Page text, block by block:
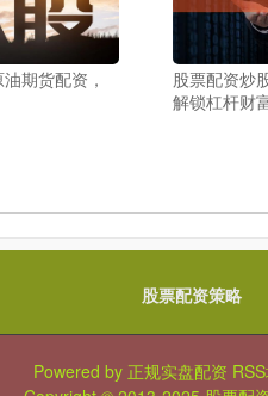
期货配资，
股票配资炒
解锁杠杆财
股票配资策略
Powered by 正规实盘配资